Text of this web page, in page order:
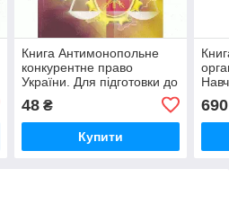
Книга Антимонопольне
конкурентне право
України. Для підготовки до
48₴
Купити
690